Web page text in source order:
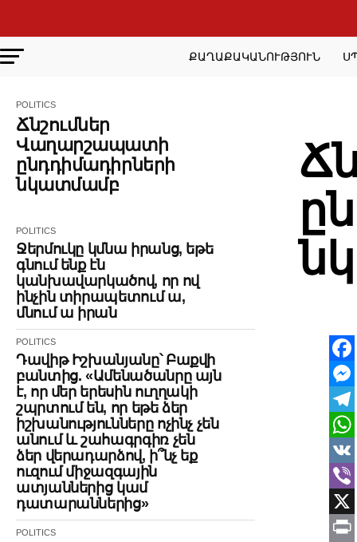
ՔԱՂԱՔԱԿԱՆՈՒԹՅՈՒՆ
POLITICS
Ճնշումներ
Վաղարշապատի
ընդդիմադիրների
նկատմամբ
POLITICS
Ջերմուկը կմնա իրանց, եթե
գնում ենք էն
կանխավարկածով, որ ով
ինչին տիրապետում ա,
մնում ա իրան
POLITICS
Դավիթ Իշխանյանը՝ Բաքվի
բանտից. «Ամենածանրը այն
է, որ մեր երեսին ուղղակի
շպրտում են, որ եթե ձեր
իշխանությունները ոչինչ չեն
անում և շահագրգիռ չեն
ձեր վերադարձով, ի՞նչ եք
ուզում միջազգային
ատյաններից կամ
դատարաններից»
POLITICS
VK
X